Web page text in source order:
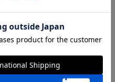
葉通り“アイロン掛けが不
ドレスシャツです。
め12選｜おしゃれ＆失敗しな